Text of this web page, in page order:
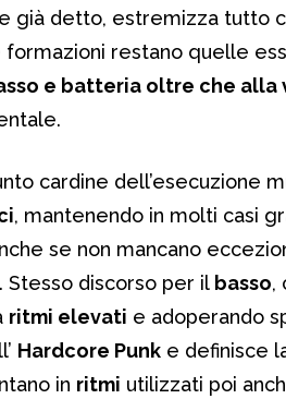
già detto, estremizza tutto
restano quelle
e batteria oltre che alla
cardine dell’esecuzione
, mantenendo in molti casi
se non mancano
Stesso discorso per il basso,
ritmi elevati e adoperando
Hardcore Punk e definisce
in ritmi utilizzati poi